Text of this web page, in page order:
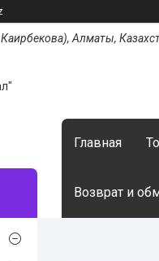
Алматы,
Главная
Возврат и